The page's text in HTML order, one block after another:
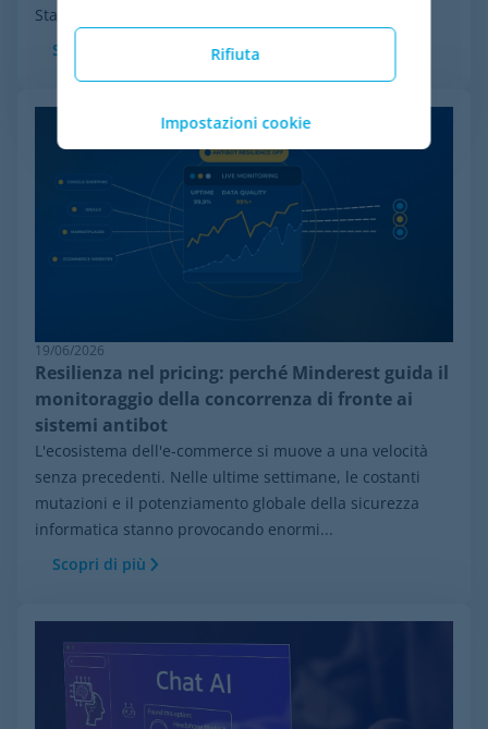
Stati Uniti. Sebbene questa misura...
Scopri di più
19/06/2026
Resilienza nel pricing: perché Minderest guida il
monitoraggio della concorrenza di fronte ai
sistemi antibot
L'ecosistema dell'e-commerce si muove a una velocità
senza precedenti. Nelle ultime settimane, le costanti
mutazioni e il potenziamento globale della sicurezza
informatica stanno provocando enormi...
Scopri di più
Rifiuta
Impostazioni cookie